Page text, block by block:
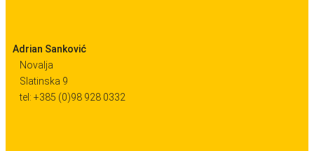
Adrian Sanković
Novalja
Slatinska 9
tel: +385 (0)98 928 0332